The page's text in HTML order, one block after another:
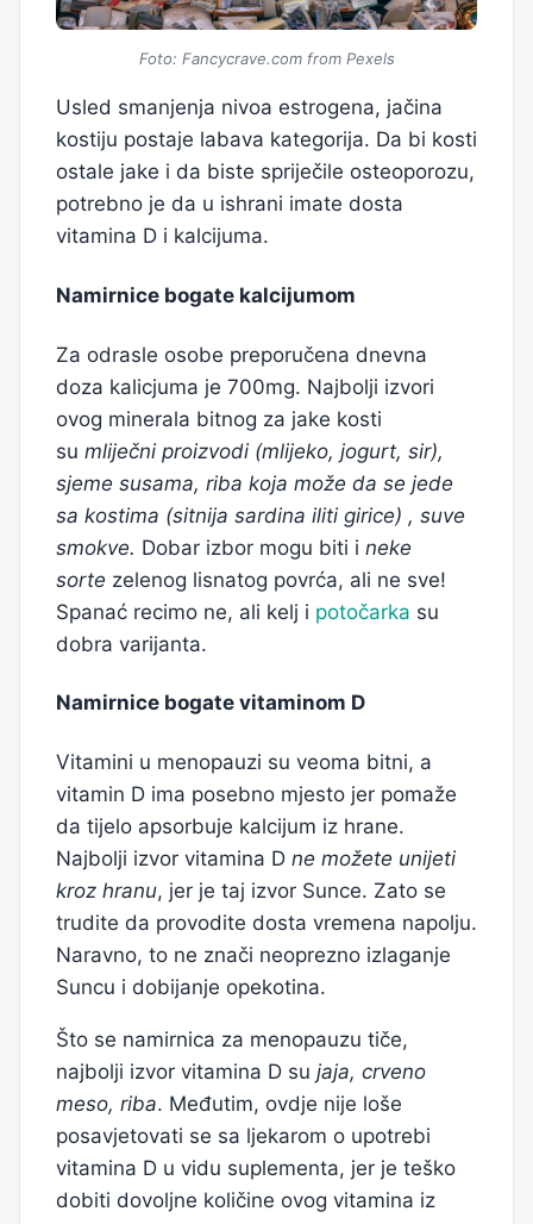
Foto: Fancycrave.com from Pexels
Usled smanjenja nivoa estrogena, jačina
kostiju postaje labava kategorija. Da bi kosti
ostale jake i da biste spriječile osteoporozu,
potrebno je da u ishrani imate dosta
vitamina D i kalcijuma.
Namirnice bogate kalcijumom
Za odrasle osobe preporučena dnevna
doza kalicjuma je 700mg. Najbolji izvori
ovog minerala bitnog za jake kosti
su mliječni proizvodi (mlijeko, jogurt, sir),
sjeme susama, riba koja može da se jede
sa kostima (sitnija sardina iliti girice) , suve
smokve. Dobar izbor mogu biti i neke
sorte zelenog lisnatog povrća, ali ne sve!
Spanać recimo ne, ali kelj i potočarka su
dobra varijanta.
Namirnice bogate vitaminom D
Vitamini u menopauzi su veoma bitni, a
vitamin D ima posebno mjesto jer pomaže
da tijelo apsorbuje kalcijum iz hrane.
Najbolji izvor vitamina D ne možete unijeti
kroz hranu, jer je taj izvor Sunce. Zato se
trudite da provodite dosta vremena napolju.
Naravno, to ne znači neoprezno izlaganje
Suncu i dobijanje opekotina.
Što se namirnica za menopauzu tiče,
najbolji izvor vitamina D su jaja, crveno
meso, riba. Međutim, ovdje nije loše
posavjetovati se sa ljekarom o upotrebi
vitamina D u vidu suplementa, jer je teško
dobiti dovoljne količine ovog vitamina iz